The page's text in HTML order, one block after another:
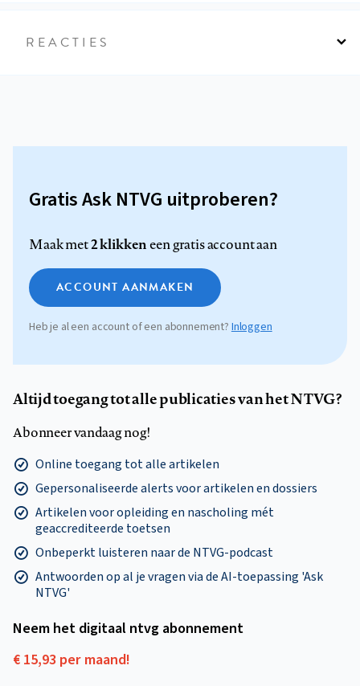
REACTIES
Gratis Ask NTVG uitproberen?
Maak met2 klikkeneen gratis account aan
ACCOUNT AANMAKEN
Heb je al een account of een abonnement?Inloggen
Altijd toegang tot alle publicaties van het NTVG?
Abonneer vandaag nog!
Online toegang tot alle artikelen
Gepersonaliseerde alerts voor artikelen en dossiers
Artikelen voor opleiding en nascholing mét
geaccrediteerde toetsen
Onbeperkt luisteren naar de NTVG-podcast
Antwoorden op al je vragen via de AI-toepassing 'Ask
NTVG'
Neem het digitaal ntvg abonnement
€ 15,93 per maand!